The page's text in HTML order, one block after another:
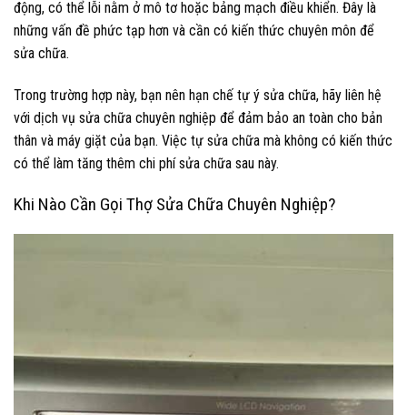
động, có thể lỗi nằm ở mô tơ hoặc bảng mạch điều khiển. Đây là
những vấn đề phức tạp hơn và cần có kiến thức chuyên môn để
sửa chữa.
Trong trường hợp này, bạn nên hạn chế tự ý sửa chữa, hãy liên hệ
với dịch vụ sửa chữa chuyên nghiệp để đảm bảo an toàn cho bản
thân và máy giặt của bạn. Việc tự sửa chữa mà không có kiến thức
có thể làm tăng thêm chi phí sửa chữa sau này.
Khi Nào Cần Gọi Thợ Sửa Chữa Chuyên Nghiệp?